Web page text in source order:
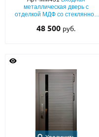
металлическая дверь с
отделкой МДФ со стеклянной
шумоизоляцией
48 500 руб.